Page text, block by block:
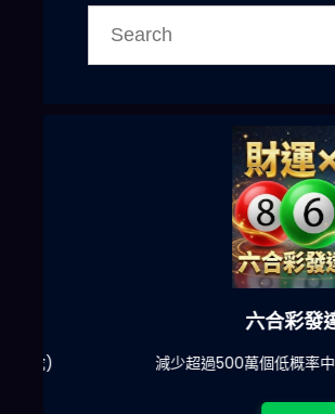
六合彩發達
減少超過500萬個低概率中獎